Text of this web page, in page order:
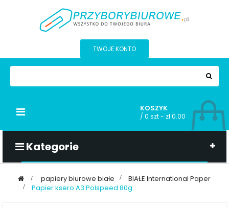
TWOJE KONTO
KOSZYK
/ 0 szt - zł 0.00
Kategorie
Przełącz
> papiery biurowe białe >
BIAŁE International Paper
>
Papier ksero A3 Polspeed 80g